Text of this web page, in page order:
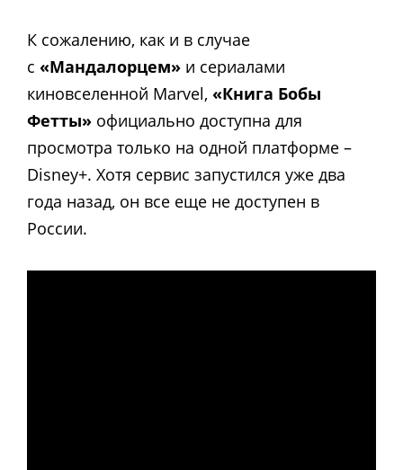
К сожалению, как и в случае
с «Мандалорцем» и сериалами
киновселенной Marvel, «Книга Бобы
Фетты» официально доступна для
просмотра только на одной платформе –
Disney+. Хотя сервис запустился уже два
года назад, он все еще не доступен в
России.